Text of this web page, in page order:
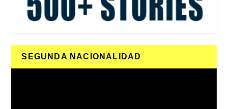
SEGUNDA NACIONALIDAD